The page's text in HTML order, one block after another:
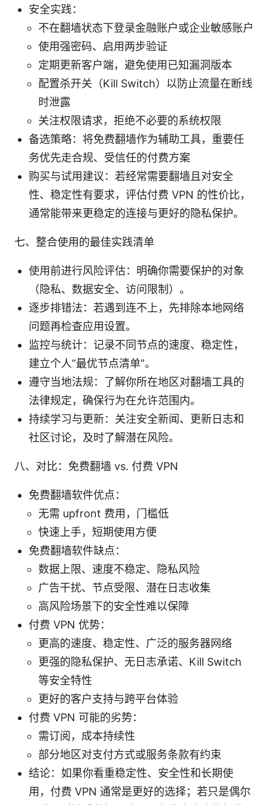
安全实践：
不在翻墙状态下登录金融账户或企业敏感账户
使用强密码、启用两步验证
定期更新客户端，避免使用已知漏洞版本
配置杀开关（Kill Switch）以防止流量在断线
时泄露
关注权限请求，拒绝不必要的系统权限
备选策略：将免费翻墙作为辅助工具，重要任
务优先走合规、受信任的付费方案
购买与试用建议：若经常需要翻墙且对安全
性、稳定性有要求，评估付费 VPN 的性价比，
通常能带来更稳定的连接与更好的隐私保护。
七、整合使用的最佳实践清单
使用前进行风险评估：明确你需要保护的对象
（隐私、数据安全、访问限制）。
逐步排错法：若遇到连不上，先排除本地网络
问题再检查应用设置。
监控与统计：记录不同节点的速度、稳定性，
建立个人“最优节点清单”。
遵守当地法规：了解你所在地区对翻墙工具的
法律规定，确保行为在允许范围内。
持续学习与更新：关注安全新闻、更新日志和
社区讨论，及时了解潜在风险。
八、对比：免费翻墙 vs. 付费 VPN
免费翻墙软件优点：
无需 upfront 费用，门槛低
快速上手，短期使用方便
免费翻墙软件缺点：
数据上限、速度不稳定、隐私风险
广告干扰、节点受限、潜在日志收集
高风险场景下的安全性难以保障
付费 VPN 优势：
更高的速度、稳定性、广泛的服务器网络
更强的隐私保护、无日志承诺、Kill Switch
等安全特性
更好的客户支持与跨平台体验
付费 VPN 可能的劣势：
需订阅，成本持续性
部分地区对支付方式或服务条款有约束
结论：如果你看重稳定性、安全性和长期使
用，付费 VPN 通常是更好的选择；若只是偶尔